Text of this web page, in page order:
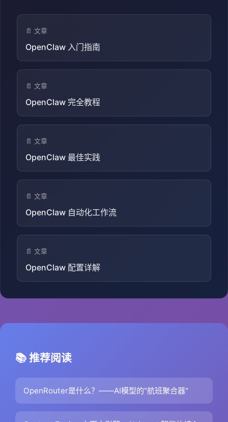
📄 文章
OpenClaw 入门指南
📄 文章
OpenClaw 完全教程
📄 文章
OpenClaw 最佳实践
📄 文章
OpenClaw 自动化工作流
📄 文章
OpenClaw 配置详解
📚 推荐阅读
OpenRouter是什么？——AI模型的"航班聚合器"